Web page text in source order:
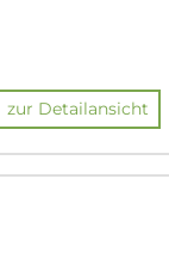
zur Detailansicht